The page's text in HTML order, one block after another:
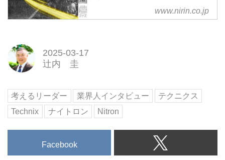
www.nirin.co.jp
2025-03-17
辻内 圭
考えるリーダー 業界人インタビュー
テクニクス
Technix
ナイトロン Nitron
Facebook